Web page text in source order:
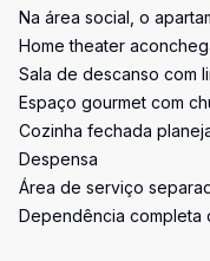
Na área social, o
Home theater
Sala de descanso com
Espaço gourmet com
Cozinha fechada
Despensa
Área de serviço
Dependência completa